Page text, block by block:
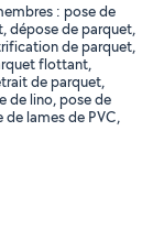
: pose de
dépose de parquet,
de parquet,
flottant,
de parquet,
de lino, pose de
lames de PVC,